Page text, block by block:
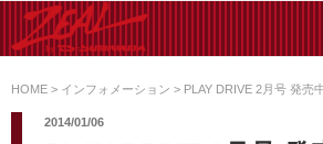
ン
ツ SUMIYAMA
た日常メンテから各種チ
ューニングまで、車に関
HOME > インフォメーション > PLAY DRIVE 2月号 発売
2014/01/06